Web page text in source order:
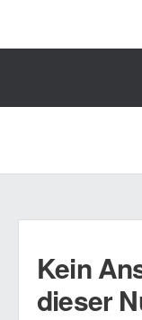
Kein
dieser